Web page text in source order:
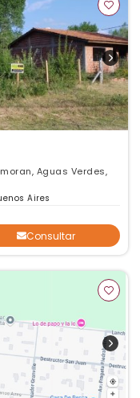
Aguas Verdes,
Aires
Consultar